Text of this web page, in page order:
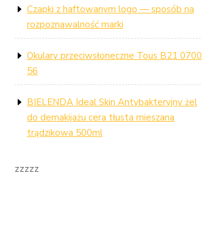
Czapki z haftowanym logo — sposób na
rozpoznawalność marki
Okulary przeciwsłoneczne Tous B21 0700
56
BIELENDA Ideal Skin Antybakteryjny żel
do demakijażu cera tłusta mieszana
trądzikowa 500ml
zzzzz